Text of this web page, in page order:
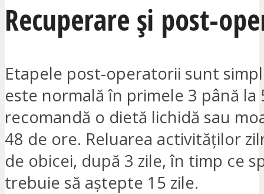
Recuperare și post-
Etapele post-operatorii sunt
este normală în primele 3 până la
recomandă o dietă lichidă sau
48 de ore. Reluarea activităților
de obicei, după 3 zile, în timp ce
trebuie să aștepte 15 zile.